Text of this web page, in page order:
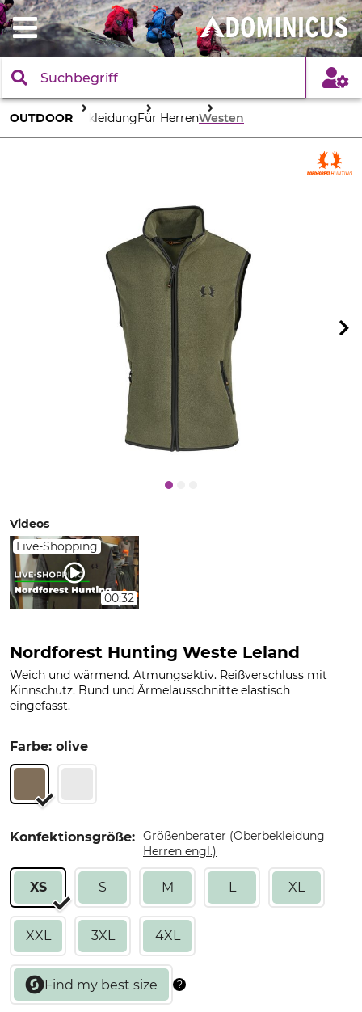
OUTDOOR BekleidungFür HerrenWesten
Videos
Live-Shopping
00:32
Nordforest Hunting Weste Leland
Weich und wärmend. Atmungsaktiv. Reißverschluss mit
Kinnschutz. Bund und Ärmelausschnitte elastisch
eingefasst.
Farbe: olive
Konfektionsgröße: Größenberater (Oberbekleidung
Herren engl.)
XS S M L XL
XXL 3XL 4XL